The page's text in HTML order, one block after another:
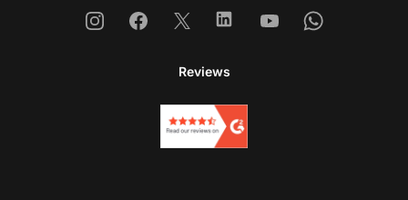
InstagramFacebook
X LinkedinYoutubeWhatsapp
Reviews